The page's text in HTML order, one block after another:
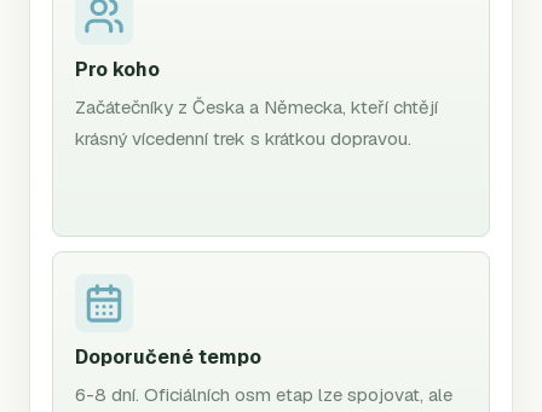
Pro koho
Začátečníky z Česka a Německa, kteří chtějí
krásný vícedenní trek s krátkou dopravou.
Doporučené tempo
6-8 dní. Oficiálních osm etap lze spojovat, ale